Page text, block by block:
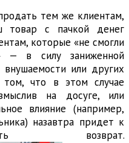
тем же клиентам,
с пачкой денег
которые «не смогли
— в силу заниженной
или других
что в этом случае
на досуге, или
влияние (например,
назавтра придет к
возврат.